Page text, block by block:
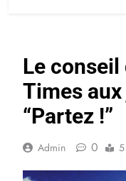
Le conseil
Times
“Partez !”
Admin 0